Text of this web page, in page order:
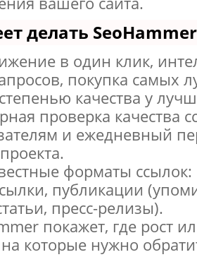
делать SeoHammer
в один клик,
покупка самых
качества у
проверка качества
и ежедневный
форматы
публикации
пресс-релизы).
покажет, где рост
которые нужно